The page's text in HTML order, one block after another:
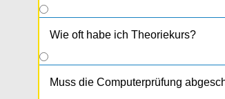
Wie oft habe ich Theoriekurs?
Muss die Computerprüfung